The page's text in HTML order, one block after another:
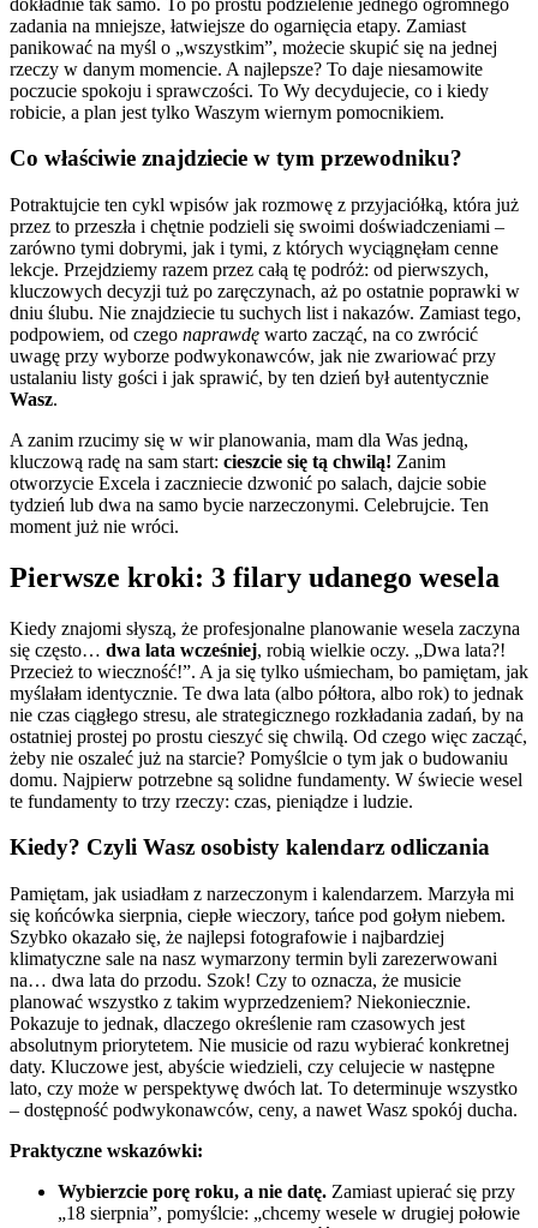
zadania na mniejsze, łatwiejsze do ogarnięcia etapy. Zamiast
panikować na myśl o „wszystkim”, możecie skupić się na jednej
rzeczy w danym momencie. A najlepsze? To daje niesamowite
poczucie spokoju i sprawczości. To Wy decydujecie, co i kiedy
robicie, a plan jest tylko Waszym wiernym pomocnikiem.
Co właściwie znajdziecie w tym przewodniku?
Potraktujcie ten cykl wpisów jak rozmowę z przyjaciółką, która już
przez to przeszła i chętnie podzieli się swoimi doświadczeniami –
zarówno tymi dobrymi, jak i tymi, z których wyciągnęłam cenne
lekcje. Przejdziemy razem przez całą tę podróż: od pierwszych,
kluczowych decyzji tuż po zaręczynach, aż po ostatnie poprawki w
dniu ślubu. Nie znajdziecie tu suchych list i nakazów. Zamiast tego,
podpowiem, od czego naprawdę warto zacząć, na co zwrócić
uwagę przy wyborze podwykonawców, jak nie zwariować przy
ustalaniu listy gości i jak sprawić, by ten dzień był autentycznie
Wasz.
A zanim rzucimy się w wir planowania, mam dla Was jedną,
kluczową radę na sam start: cieszcie się tą chwilą! Zanim
otworzycie Excela i zaczniecie dzwonić po salach, dajcie sobie
tydzień lub dwa na samo bycie narzeczonymi. Celebrujcie. Ten
moment już nie wróci.
Pierwsze kroki: 3 filary udanego wesela
Kiedy znajomi słyszą, że profesjonalne planowanie wesela zaczyna
się często… dwa lata wcześniej, robią wielkie oczy. „Dwa lata?!
Przecież to wieczność!”. A ja się tylko uśmiecham, bo pamiętam, jak
myślałam identycznie. Te dwa lata (albo półtora, albo rok) to jednak
nie czas ciągłego stresu, ale strategicznego rozkładania zadań, by na
ostatniej prostej po prostu cieszyć się chwilą. Od czego więc zacząć,
żeby nie oszaleć już na starcie? Pomyślcie o tym jak o budowaniu
domu. Najpierw potrzebne są solidne fundamenty. W świecie wesel
te fundamenty to trzy rzeczy: czas, pieniądze i ludzie.
Kiedy? Czyli Wasz osobisty kalendarz odliczania
Pamiętam, jak usiadłam z narzeczonym i kalendarzem. Marzyła mi
się końcówka sierpnia, ciepłe wieczory, tańce pod gołym niebem.
Szybko okazało się, że najlepsi fotografowie i najbardziej
klimatyczne sale na nasz wymarzony termin byli zarezerwowani
na… dwa lata do przodu. Szok! Czy to oznacza, że musicie
planować wszystko z takim wyprzedzeniem? Niekoniecznie.
Pokazuje to jednak, dlaczego określenie ram czasowych jest
absolutnym priorytetem. Nie musicie od razu wybierać konkretnej
daty. Kluczowe jest, abyście wiedzieli, czy celujecie w następne
lato, czy może w perspektywę dwóch lat. To determinuje wszystko
– dostępność podwykonawców, ceny, a nawet Wasz spokój ducha.
Praktyczne wskazówki:
Wybierzcie porę roku, a nie datę. Zamiast upierać się przy
„18 sierpnia”, pomyślcie: „chcemy wesele w drugiej połowie